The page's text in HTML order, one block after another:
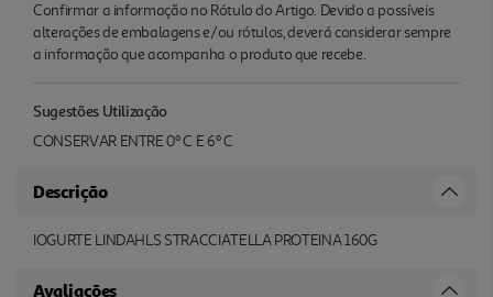
Confirmar a informação no Rótulo do Artigo. Devido a possíveis
alterações de embalagens e/ou rótulos, deverá considerar sempre
a informação que acompanha o produto que recebe.
Sugestões Utilização
CONSERVAR ENTRE 0º C E 6º C
Descrição
IOGURTE LINDAHLS STRACCIATELLA PROTEINA 160G
Avaliações